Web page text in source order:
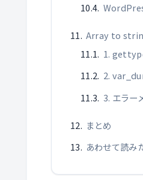
Array to
1.
2.
3. エラー
まとめ
あわせて読み